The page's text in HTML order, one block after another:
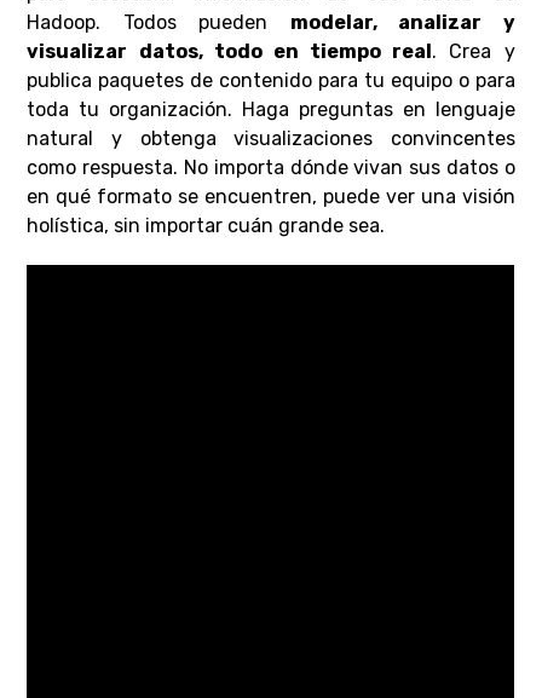
Hadoop. Todos pueden modelar, analizar y
visualizar datos, todo en tiempo real . Crea y
publica paquetes de contenido para tu equipo o para
toda tu organización. Haga preguntas en lenguaje
natural y obtenga visualizaciones convincentes
como respuesta. No importa dónde vivan sus datos o
en qué formato se encuentren, puede ver una visión
holística, sin importar cuán grande sea.